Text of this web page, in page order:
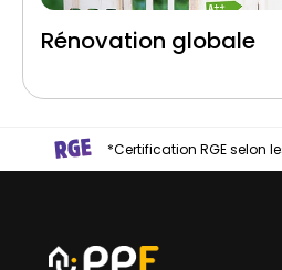
Rénovation globale
*Certification RGE selon